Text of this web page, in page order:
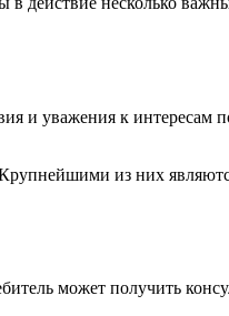
и уважения к интересам
из них
может получить